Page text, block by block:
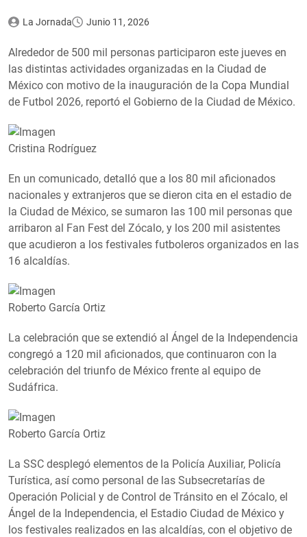
La Jornada Junio 11, 2026
Alrededor de 500 mil personas participaron este jueves en
las distintas actividades organizadas en la Ciudad de
México con motivo de la inauguración de la Copa Mundial
de Futbol 2026, reportó el Gobierno de la Ciudad de México.
Cristina Rodríguez
En un comunicado, detalló que a los 80 mil aficionados
nacionales y extranjeros que se dieron cita en el estadio de
la Ciudad de México, se sumaron las 100 mil personas que
arribaron al Fan Fest del Zócalo, y los 200 mil asistentes
que acudieron a los festivales futboleros organizados en las
16 alcaldías.
Roberto García Ortiz
La celebración que se extendió al Ángel de la Independencia
congregó a 120 mil aficionados, que continuaron con la
celebración del triunfo de México frente al equipo de
Sudáfrica.
Roberto García Ortiz
La SSC desplegó elementos de la Policía Auxiliar, Policía
Turística, así como personal de las Subsecretarías de
Operación Policial y de Control de Tránsito en el Zócalo, el
Ángel de la Independencia, el Estadio Ciudad de México y
los festivales realizados en las alcaldías, con el objetivo de